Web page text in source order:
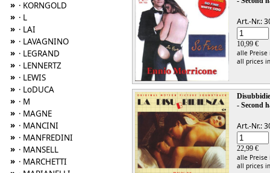
» · KORNGOLD
» · L
» · LAI
» · LAVAGNINO
» · LEGRAND
» · LENNERTZ
» · LEWIS
» · LoDUCA
» · M
» · MAGNE
» · MANCINI
» · MANFREDINI
» · MANSELL
» · MARCHETTI
Art.-Nr.:
10,99 €
alle
all prices
- Second
Art.-Nr.:
22,99 €
alle
all prices